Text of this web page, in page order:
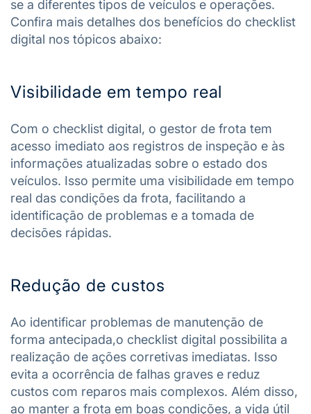
se a diferentes tipos de veículos e operações.
Confira mais detalhes dos benefícios do checklist
digital nos tópicos abaixo:
Visibilidade em tempo real
Com o checklist digital, o gestor de frota tem
acesso imediato aos registros de inspeção e às
informações atualizadas sobre o estado dos
veículos. Isso permite uma visibilidade em tempo
real das condições da frota, facilitando a
identificação de problemas e a tomada de
decisões rápidas.
Redução de custos
Ao identificar problemas de manutenção de
forma antecipada,o checklist digital possibilita a
realização de ações corretivas imediatas. Isso
evita a ocorrência de falhas graves e reduz
custos com reparos mais complexos. Além disso,
ao manter a frota em boas condições, a vida útil